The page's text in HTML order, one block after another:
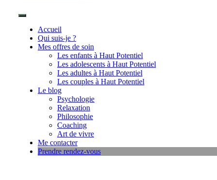
Accueil
Qui suis-je ?
Mes offres de soin
Les enfants à Haut Potentiel
Les adolescents à Haut Potentiel
Les adultes à Haut Potentiel
Les couples à Haut Potentiel
Le blog
Psychologie
Relaxation
Philosophie
Coaching
Art de vivre
Me contacter
Prendre rendez-vous